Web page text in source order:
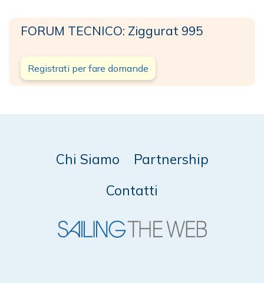
FORUM TECNICO: Ziggurat 995
Registrati per fare domande
Chi Siamo
Partnership
Contatti